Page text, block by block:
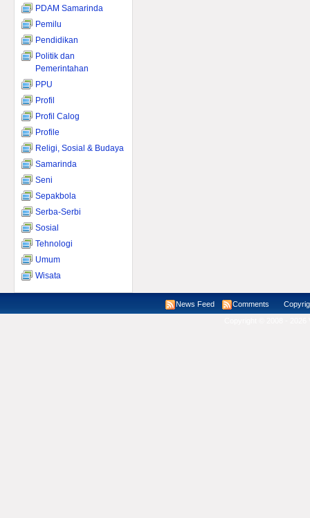
PDAM Samarinda
Pemilu
Pendidikan
Politik dan
Pemerintahan
PPU
Profil
Profil Calog
Profile
Religi, Sosial & Budaya
Samarinda
Seni
Sepakbola
Serba-Serbi
Sosial
Tehnologi
Umum
Wisata
News Feed Comments Copyright